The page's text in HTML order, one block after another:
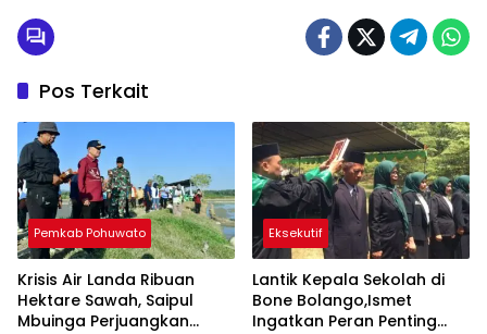
Pos Terkait
Pemkab Pohuwato
Krisis Air Landa Ribuan
Hektare Sawah, Saipul
Mbuinga Perjuangkan
Eksekutif
Lantik Kepala Sekolah di
Bone Bolango,Ismet
Ingatkan Peran Penting